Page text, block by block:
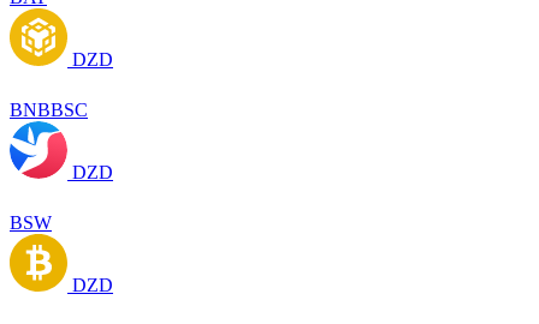
DZD
BNBBSC
DZD
BSW
DZD